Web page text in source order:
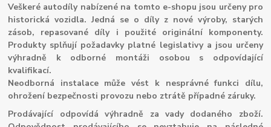
Veškeré autodíly nabízené na tomto e-shopu jsou určeny pro
historická vozidla. Jedná se o díly z nové výroby, starých
zásob, repasované díly i použité originální komponenty.
Produkty splňují požadavky platné legislativy a jsou určeny
výhradně k odborné montáži osobou s odpovídající
kvalifikací.
Neodborná instalace může vést k nesprávné funkci dílu,
ohrožení bezpečnosti provozu nebo ztrátě případné záruky.
Prodávající odpovídá výhradně za vady dodaného zboží.